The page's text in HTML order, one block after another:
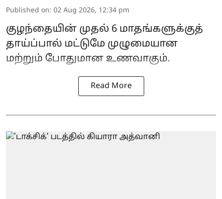
Published on: 02 Aug 2026, 12:34 pm
குழந்தையின் முதல் 6 மாதங்களுக்குத்
தாய்ப்பால் மட்டுமே முழுமையான
மற்றும் போதுமான உணவாகும்.
Read More